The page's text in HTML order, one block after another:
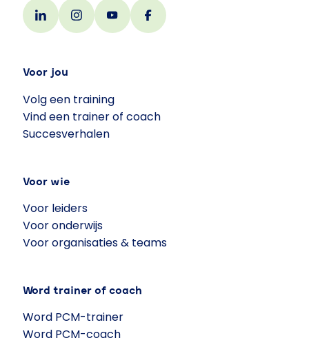
Voor jou
Volg een training
Vind een trainer of coach
Succesverhalen
Voor wie
Voor leiders
Voor onderwijs
Voor organisaties & teams
Word trainer of coach
Word PCM-trainer
Word PCM-coach